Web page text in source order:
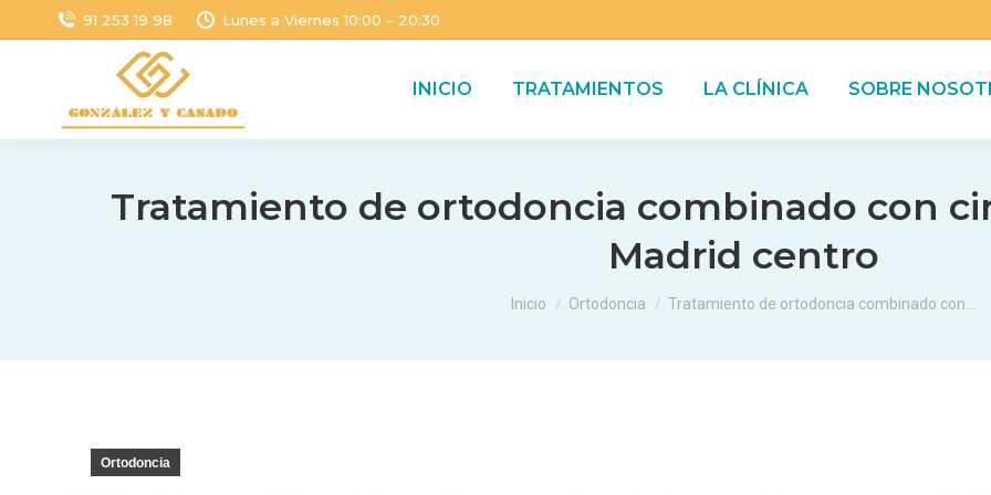
91 253 19 98 Lunes a Viernes 10:00 – 20:30
INICIO TRATAMIENTOS LA CLÍNICA SOBRE
Tratamiento de ortodoncia combinado con
Madrid centro
Estás aquí:
Inicio Ortodoncia Tratamiento de ortodoncia combinado con…
Ortodoncia